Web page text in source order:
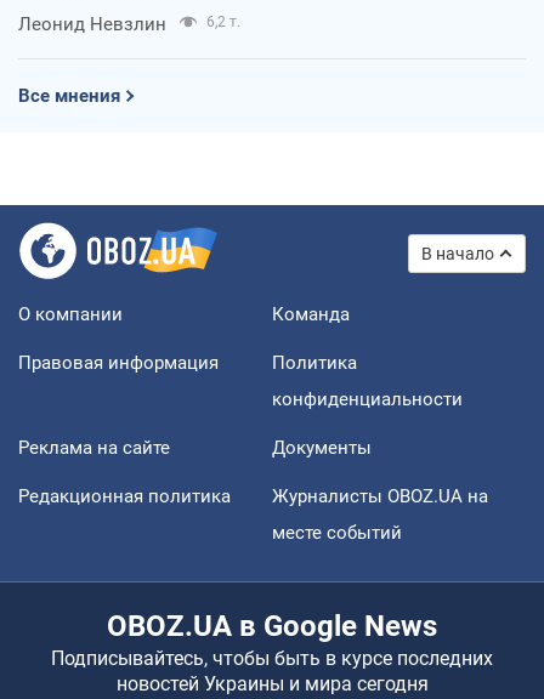
Леонид Невзлин 6,2 т.
Все мнения
В начало
О компании Команда
Правовая информация
Политика
конфиденциальности
Реклама на сайте Документы
Редакционная политика
Журналисты OBOZ.UA на
месте событий
OBOZ.UA в Google News
Подписывайтесь, чтобы быть в курсе последних
новостей Украины и мира сегодня